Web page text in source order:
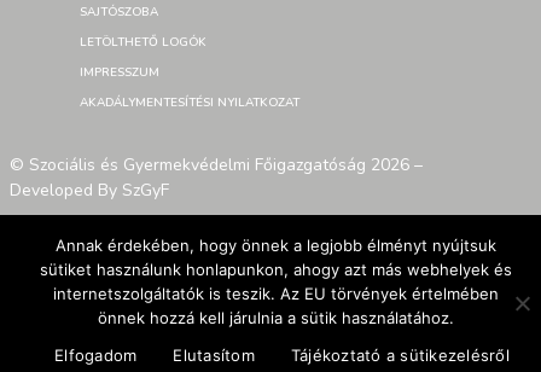
SAJTÓSZOBA
LETÖLTHETŐ LOGÓK
IMPRESSZUM
AKADÁLYMENTESÍTÉSI NYILATKOZAT
© Szociális és Gyermekvédelmi Főigazgatóság 2026 –
Developed By SzGyF
Annak érdekében, hogy önnek a legjobb élményt nyújtsuk
sütiket használunk honlapunkon, ahogy azt más webhelyek és
internetszolgáltatók is teszik. Az EU törvények értelmében
önnek hozzá kell járulnia a sütik használatához.
Elfogadom
Elutasítom Tájékoztató a sütikezelésről